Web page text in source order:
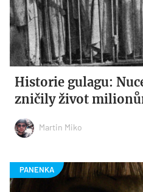
Historie gulagu:
zničily život
Martin Miko